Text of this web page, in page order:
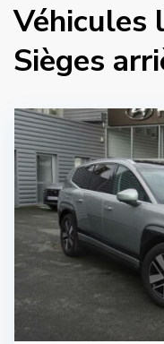
Véhicules
Sièges